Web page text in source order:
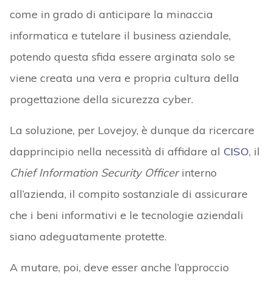
come in grado di anticipare la minaccia
informatica e tutelare il business aziendale,
potendo questa sfida essere arginata solo se
viene creata una vera e propria cultura della
progettazione della sicurezza cyber.
La soluzione, per Lovejoy, è dunque da ricercare
dapprincipio nella necessità di affidare al CISO, il
Chief Information Security Officerinterno
all’azienda, il compito sostanziale di assicurare
che i beni informativi e le tecnologie aziendali
siano adeguatamente protette.
A mutare, poi, deve esser anche l’approccio